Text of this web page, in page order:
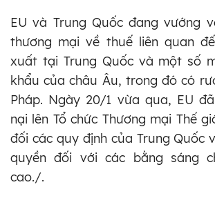
EU và Trung Quốc đang vướng
thương mại về thuế liên quan
xuất tại Trung Quốc và một số
khẩu của châu Âu, trong đó có
Pháp. Ngày 20/1 vừa qua, EU
nại lên Tổ chức Thương mại Thế
đối các quy định của Trung Quốc
quyền đối với các bằng sáng
cao./.